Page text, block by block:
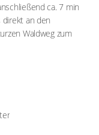
ca. 7 min
direkt an den
Waldweg zum